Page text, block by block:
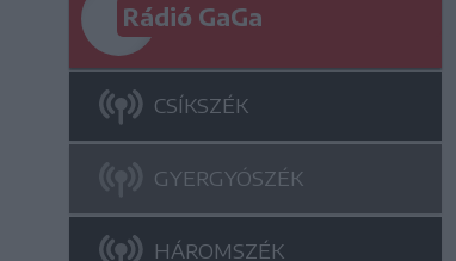
Rádió GaGa
CSÍKSZÉK
GYERGYÓSZÉK
HÁROMSZÉK